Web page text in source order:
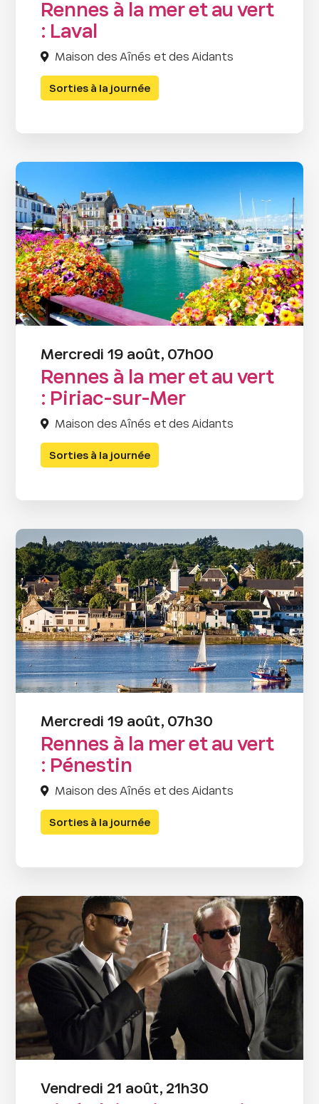
Rennes à la mer et au vert
: Laval
Maison des Aînés et des Aidants
Sorties à la journée
Mercredi 19 août, 07h00
Rennes à la mer et au vert
: Piriac-sur-Mer
Maison des Aînés et des Aidants
Sorties à la journée
Mercredi 19 août, 07h30
Rennes à la mer et au vert
: Pénestin
Maison des Aînés et des Aidants
Sorties à la journée
Vendredi 21 août, 21h30